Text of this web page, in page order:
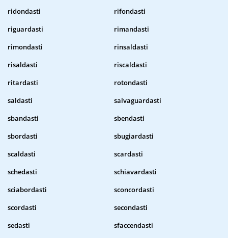
ridondasti
rifondasti
riguardasti
rimandasti
rimondasti
rinsaldasti
risaldasti
riscaldasti
ritardasti
rotondasti
saldasti
salvaguardasti
sbandasti
sbendasti
sbordasti
sbugiardasti
scaldasti
scardasti
schedasti
schiavardasti
sciabordasti
sconcordasti
scordasti
secondasti
sedasti
sfaccendasti